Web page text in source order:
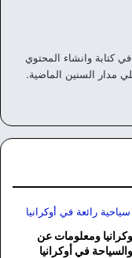
ولدي خبرة 8 سنوات في كتابة وانشاء المحتوي
ومعلومات عن
في أوكرانيا